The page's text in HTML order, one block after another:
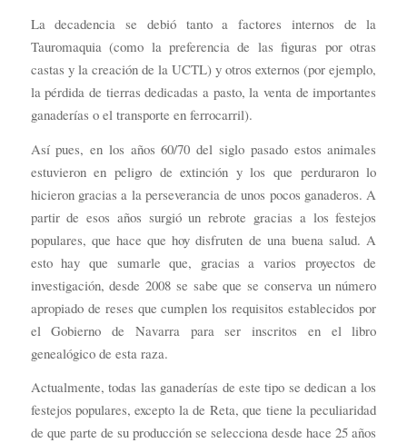
La decadencia se debió tanto a factores internos de la
Tauromaquia (como la preferencia de las figuras por otras
castas y la creación de la UCTL) y otros externos (por ejemplo,
la pérdida de tierras dedicadas a pasto, la venta de importantes
ganaderías o el transporte en ferrocarril).
Así pues, en los años 60/70 del siglo pasado estos animales
estuvieron en peligro de extinción y los que perduraron lo
hicieron gracias a la perseverancia de unos pocos ganaderos. A
partir de esos años surgió un rebrote gracias a los festejos
populares, que hace que hoy disfruten de una buena salud. A
esto hay que sumarle que, gracias a varios proyectos de
investigación, desde 2008 se sabe que se conserva un número
apropiado de reses que cumplen los requisitos establecidos por
el Gobierno de Navarra para ser inscritos en el libro
genealógico de esta raza.
Actualmente, todas las ganaderías de este tipo se dedican a los
festejos populares, excepto la de Reta, que tiene la peculiaridad
de que parte de su producción se selecciona desde hace 25 años